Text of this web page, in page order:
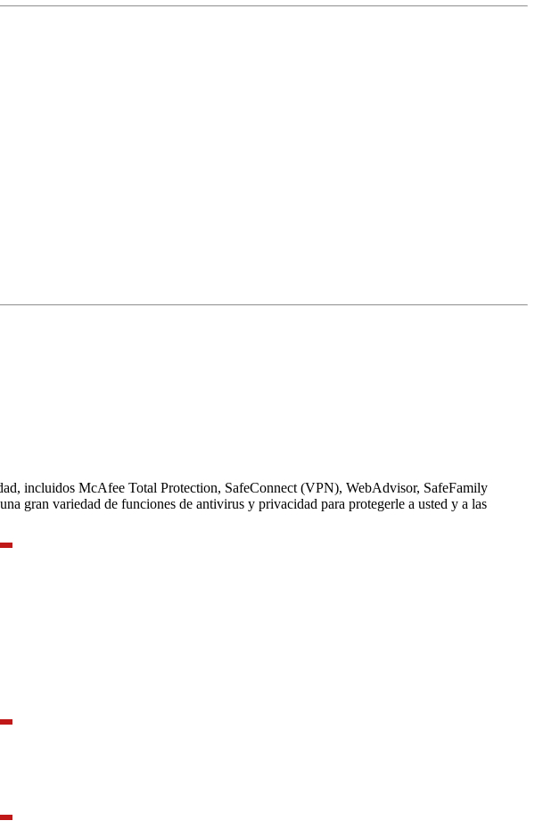
incluidos McAfee Total Protection, SafeConnect (VPN), WebAdvisor, SafeFamily
gran variedad de funciones de antivirus y privacidad para protegerle a usted y a las